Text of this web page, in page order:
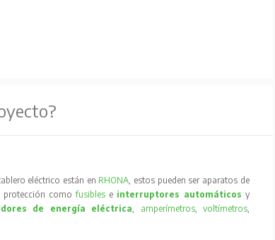
eléctrico están en RHONA, estos pueden ser aparatos de
protección comofusibles e interruptores automáticos y
de energía eléctrica, amperímetros, voltímetros,